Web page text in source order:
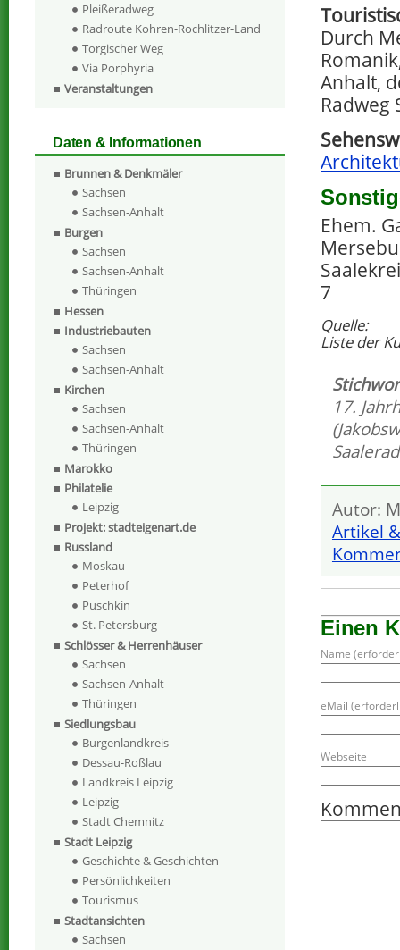
Durch
Anhalt,
Radweg
Ehem.
7
Quelle:
Liste der
17.
Autor:
Artikel
Einen
Name
eMail
Webseite
Pleißeradweg
Radroute Kohren-Rochlitzer-Land
Torgischer Weg
Via Porphyria
Veranstaltungen
Daten & Informationen
Brunnen & Denkmäler
Sachsen
Sachsen-Anhalt
Burgen
Sachsen
Sachsen-Anhalt
Thüringen
Hessen
Industriebauten
Sachsen
Sachsen-Anhalt
Kirchen
Sachsen
Sachsen-Anhalt
Thüringen
Marokko
Philatelie
Leipzig
Projekt: stadteigenart.de
Russland
Moskau
Peterhof
Puschkin
St. Petersburg
Schlösser & Herrenhäuser
Sachsen
Sachsen-Anhalt
Thüringen
Siedlungsbau
Burgenlandkreis
Dessau-Roßlau
Landkreis Leipzig
Leipzig
Stadt Chemnitz
Stadt Leipzig
Geschichte & Geschichten
Persönlichkeiten
Tourismus
Stadtansichten
Sachsen